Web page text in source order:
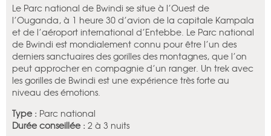
Le Parc national de Bwindi se situe à l’Ouest de
l’Ouganda, à 1 heure 30 d’avion de la capitale Kampala
et de l’aéroport international d’Entebbe. Le Parc national
de Bwindi est mondialement connu pour être l’un des
derniers sanctuaires des gorilles des montagnes, que l’on
peut approcher en compagnie d’un ranger. Un trek avec
les gorilles de Bwindi est une expérience très forte au
niveau des émotions.
Type : Parc national
Durée conseillée : 2 à 3 nuits